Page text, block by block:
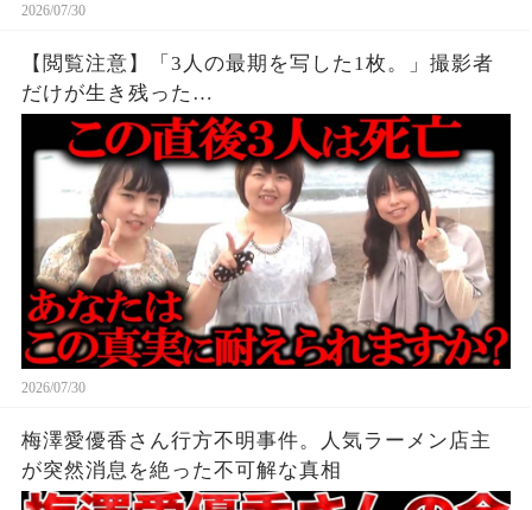
2026/07/30
【閲覧注意】「3人の最期を写した1枚。」撮影者
だけが生き残った…
2026/07/30
梅澤愛優香さん行方不明事件。人気ラーメン店主
が突然消息を絶った不可解な真相